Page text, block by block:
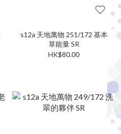
s12a 天地萬物 251/172 基本
草能量 SR
HK$80.00